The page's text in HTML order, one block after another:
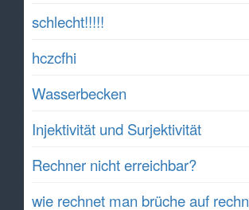
schlecht!!!!!
hczcfhi
Wasserbecken
Injektivität und Surjektivität
Rechner nicht erreichbar?
wie rechnet man brüche auf